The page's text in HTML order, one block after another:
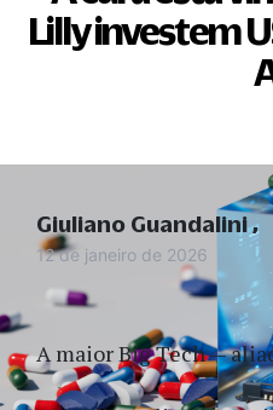
Lilly investem
12 de janeiro de 2026
A maior Big Tech —
Giuliano Guandalini